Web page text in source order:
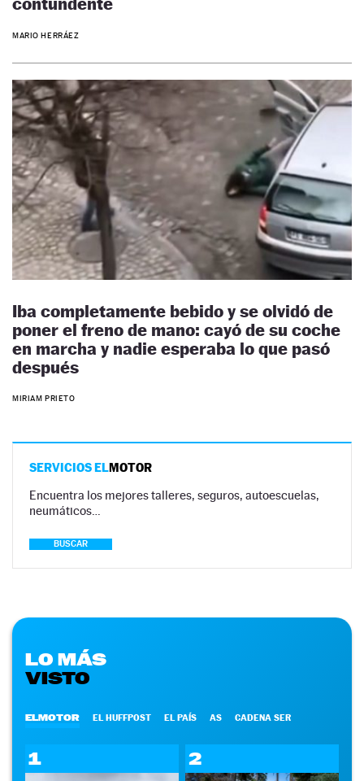
MARIO HERRÁEZ
Iba completamente bebido y se olvidó de
poner el freno de mano: cayó de su coche
en marcha y nadie esperaba lo que pasó
después
MIRIAM PRIETO
SERVICIOS ELMOTOR
Encuentra los mejores talleres, seguros, autoescuelas,
neumáticos…
BUSCAR
LO MÁS
VISTO
ELMOTOR EL HUFFPOST EL PAÍS AS CADENA SER
1 2